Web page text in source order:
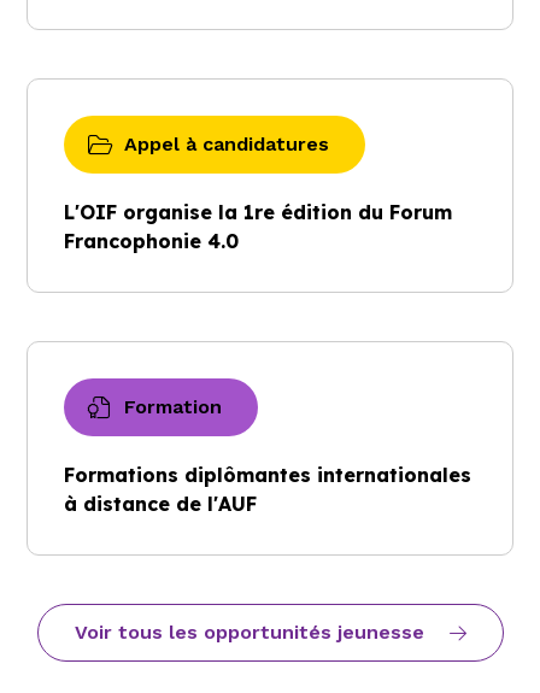
Appel à candidatures
L'OIF organise la 1re édition du Forum
Francophonie 4.0
Formation
Formations diplômantes internationales
à distance de l'AUF
Voir tous les opportunités jeunesse